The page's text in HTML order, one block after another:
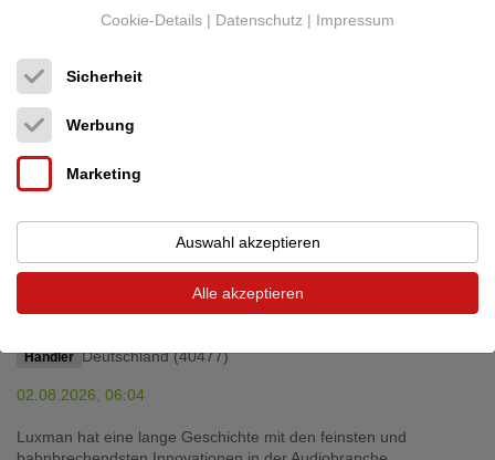
Händler Deutschland (40477)
02.08.2026, 06:04
Luxman hat eine lange Geschichte mit den feinsten und
Cookie-Details | Datenschutz | Impressum
Sicherheit
Werbung
Marketing
Auswahl akzeptieren
Alle akzeptieren